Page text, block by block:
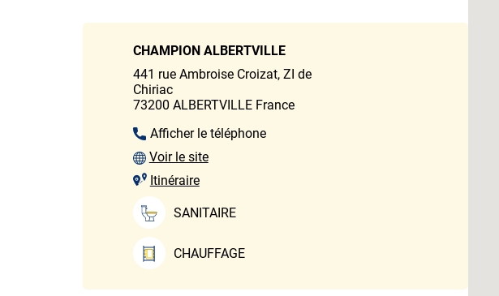
CHAMPION ALBERTVILLE
441 rue Ambroise Croizat, ZI de
Chiriac
73200 ALBERTVILLE France
Afficher le téléphone
Voir le site
Itinéraire
SANITAIRE
CHAUFFAGE